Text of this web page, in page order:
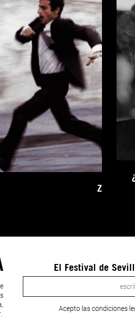
Z
El Festival de
Acepto las condiciones